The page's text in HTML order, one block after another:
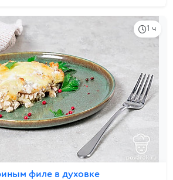
1 ч
филе в духовке